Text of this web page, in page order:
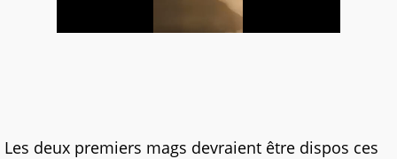
Les deux premiers mags devraient être dispos ces